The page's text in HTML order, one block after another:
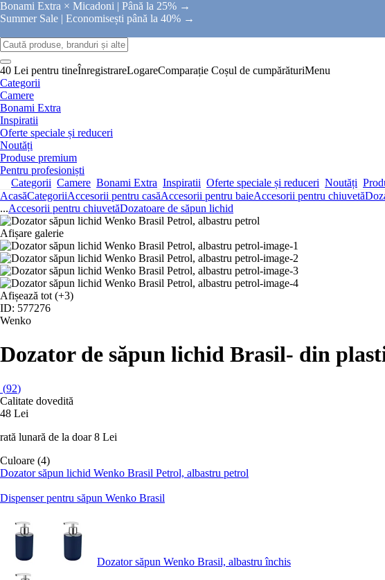
Bonami Extra × Micadoni | Până la 25% →
Summer Sale | Economisești până la 40% →
40 Lei pentru tineÎnregistrareLogareComparație Coșul de cumpărăturiMenu
Categorii
Camere
Bonami Extra
Inspiratii
Oferte speciale și reduceri
Noutăți
Produse premium
Pentru profesioniști
Categorii Camere Bonami Extra Inspiratii Oferte speciale și reduceri Noutăți
AcasăCategoriiAccesorii pentru casăAccesorii pentru baieAccesorii pentru chiuvetă
...Accesorii pentru chiuvetăDozatoare de săpun lichid
Afișare galerie
Afișează tot (+3)
ID: 577276
Wenko
Dozator de săpun lichid Brasil- din
(92)
Calitate dovedită
48 Lei
rată lunară de la doar 8 Lei
Culoare (4)
Dozator săpun lichid Wenko Brasil Petrol, albastru petrol
Dispenser pentru săpun Wenko Brasil
Dozator săpun Wenko Brasil, albastru închis